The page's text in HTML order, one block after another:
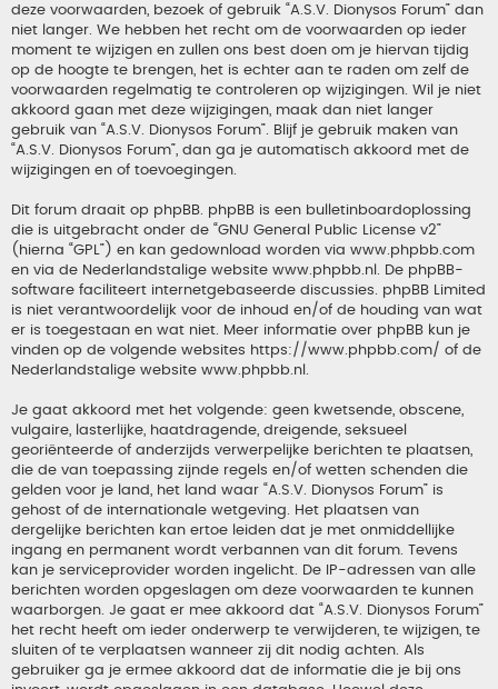
deze voorwaarden, bezoek of gebruik “A.S.V. Dionysos Forum” dan
niet langer. We hebben het recht om de voorwaarden op ieder
moment te wijzigen en zullen ons best doen om je hiervan tijdig
op de hoogte te brengen, het is echter aan te raden om zelf de
voorwaarden regelmatig te controleren op wijzigingen. Wil je niet
akkoord gaan met deze wijzigingen, maak dan niet langer
gebruik van “A.S.V. Dionysos Forum”. Blijf je gebruik maken van
“A.S.V. Dionysos Forum”, dan ga je automatisch akkoord met de
wijzigingen en of toevoegingen.
Dit forum draait op phpBB. phpBB is een bulletinboardoplossing
die is uitgebracht onder de “GNU General Public License v2”
(hierna “GPL”) en kan gedownload worden via www.phpbb.com
en via de Nederlandstalige website www.phpbb.nl . De phpBB-
software faciliteert internetgebaseerde discussies. phpBB Limited
is niet verantwoordelijk voor de inhoud en/of de houding van wat
er is toegestaan en wat niet. Meer informatie over phpBB kun je
vinden op de volgende websites https://www.phpbb.com/ of de
Nederlandstalige website www.phpbb.nl
Je gaat akkoord met het volgende: geen kwetsende, obscene,
vulgaire, lasterlijke, haatdragende, dreigende, seksueel
georiënteerde of anderzijds verwerpelijke berichten te plaatsen,
die de van toepassing zijnde regels en/of wetten schenden die
gelden voor je land, het land waar “A.S.V. Dionysos Forum” is
gehost of de internationale wetgeving. Het plaatsen van
dergelijke berichten kan ertoe leiden dat je met onmiddellijke
ingang en permanent wordt verbannen van dit forum. Tevens
kan je serviceprovider worden ingelicht. De IP-adressen van alle
berichten worden opgeslagen om deze voorwaarden te kunnen
waarborgen. Je gaat er mee akkoord dat “A.S.V. Dionysos Forum”
het recht heeft om ieder onderwerp te verwijderen, te wijzigen, te
sluiten of te verplaatsen wanneer zij dit nodig achten. Als
gebruiker ga je ermee akkoord dat de informatie die je bij ons